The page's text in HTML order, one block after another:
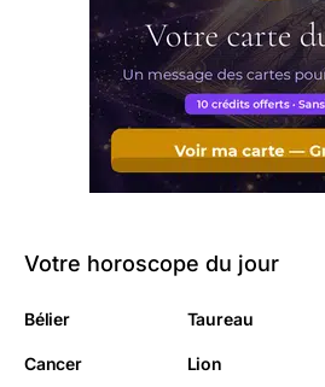
Votre horoscope du jour
Bélier Taureau
Cancer Lion